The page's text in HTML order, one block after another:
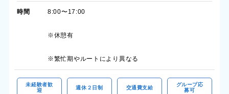
時間 8:00〜17:00
※休憩有
※繁忙期やルートにより異なる
未経験者歓
迎
週休２日制 交通費支給
グループ応
募可